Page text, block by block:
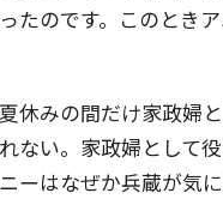
たのです。このとき
休みの間だけ家政婦
ない。家政婦として
ーはなぜか兵蔵が気